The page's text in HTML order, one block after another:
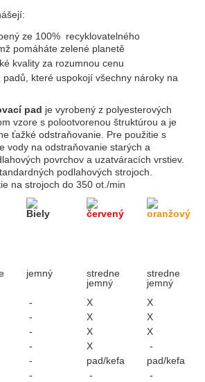
ze 100% recyklovatelného
pomáháte zelené planetě
kvality za rozumnou cenu
padů, které uspokojí všechny nároky na
pad je vyrobený z polyesterových
vzore s polootvorenou štruktúrou a je
ťažké odstraňovanie. Pre použitie s
vody na odstraňovanie starých a
povrchov a uzatváracích vrstiev.
podlahových strojoch.
na strojoch do 350 ot./min
Biely
červený oranžový
jemný
stredne
jemný
stredne
jemný
- X
X
- X
X
- X
X
- X
-
- pad/kefa
pad/kefa
- -
-